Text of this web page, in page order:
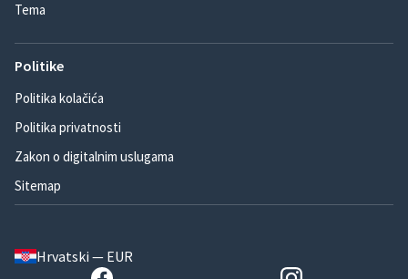
Tema
Politike
Politika kolačića
Politika privatnosti
Zakon o digitalnim uslugama
Sitemap
Hrvatski — EUR